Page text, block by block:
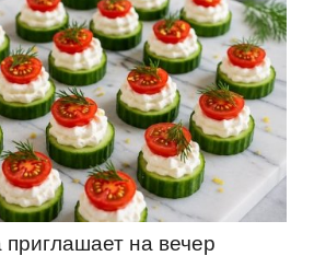
на вечер